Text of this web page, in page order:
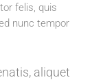
felis, quis
nunc tempor
aliquet